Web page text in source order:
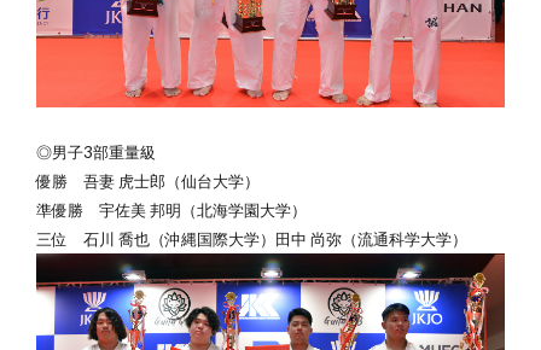
◎男子3部重量級
優勝 吾妻 虎士郎（仙台大学）
準優勝 宇佐美 邦明（北海学園大学）
三位 石川 喬也（沖縄国際大学）田中 尚弥（流通科学大学）